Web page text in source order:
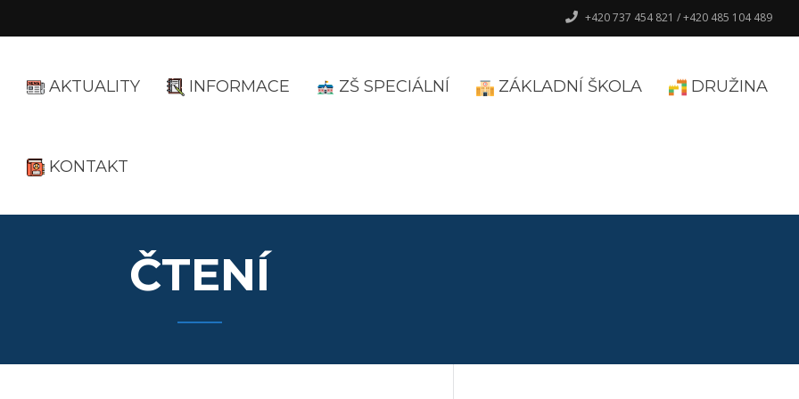
+420 737 454 821 / +420 485 104 489
AKTUALITY INFORMACE ZŠ SPECIÁLNÍ ZÁKLADNÍ ŠKOLA DRUŽINA
KONTAKT
ČTENÍ